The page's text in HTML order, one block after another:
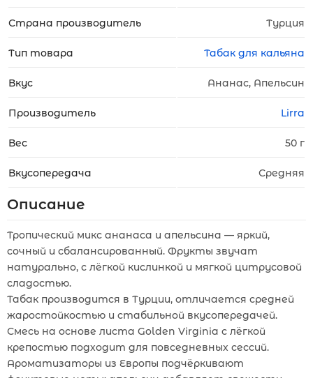
Страна производитель Турция
Тип товара Табак для кальяна
Вкус Ананас, Апельсин
Производитель Lirra
Вес 50 г
Вкусопередача Средняя
Описание
Тропический микс ананаса и апельсина — яркий,
сочный и сбалансированный. Фрукты звучат
натурально, с лёгкой кислинкой и мягкой цитрусовой
сладостью.
Табак производится в Турции, отличается средней
жаростойкостью и стабильной вкусопередачей.
Смесь на основе листа Golden Virginia с лёгкой
крепостью подходит для повседневных сессий.
Ароматизаторы из Европы подчёркивают